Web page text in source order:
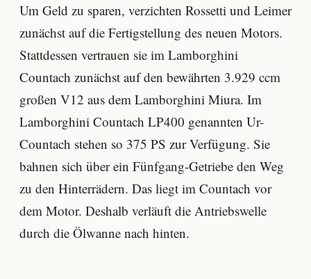
Um Geld zu sparen, verzichten Rossetti und Leimer
zunächst auf die Fertigstellung des neuen Motors.
Stattdessen vertrauen sie im Lamborghini
Countach zunächst auf den bewährten 3.929 ccm
großen V12 aus dem Lamborghini Miura. Im
Lamborghini Countach LP400 genannten Ur-
Countach stehen so 375 PS zur Verfügung. Sie
bahnen sich über ein Fünfgang-Getriebe den Weg
zu den Hinterrädern. Das liegt im Countach vor
dem Motor. Deshalb verläuft die Antriebswelle
durch die Ölwanne nach hinten.